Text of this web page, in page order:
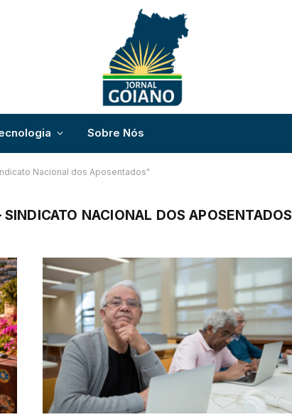
Sobre Nós
Nacional dos Aposentados"
NACIONAL DOS APOSENTADOS